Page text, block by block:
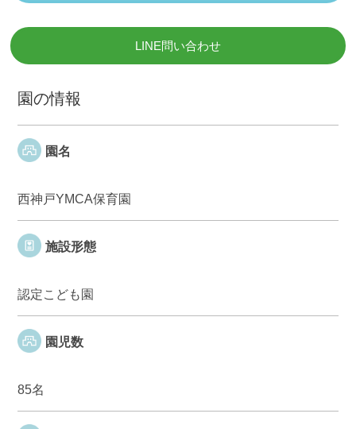
LINE問い合わせ
園の情報
園名
西神戸YMCA保育園
施設形態
認定こども園
園児数
85名